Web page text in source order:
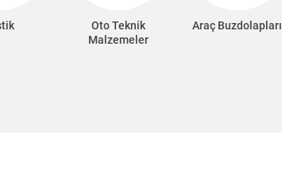
Oto Teknik
Malzemeler
Araç Buzdolapları